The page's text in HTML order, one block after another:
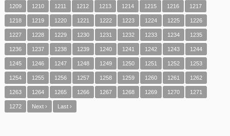
1209 1210 1211 1212 1213 1214 1215 1216 1217
1218 1219 1220 1221 1222 1223 1224 1225 1226
1227 1228 1229 1230 1231 1232 1233 1234 1235
1236 1237 1238 1239 1240 1241 1242 1243 1244
1245 1246 1247 1248 1249 1250 1251 1252 1253
1254 1255 1256 1257 1258 1259 1260 1261 1262
1263 1264 1265 1266 1267 1268 1269 1270 1271
1272 Next › Last ›